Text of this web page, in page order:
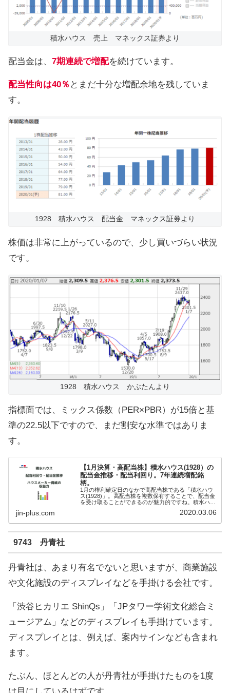
積水ハウス 売上 マネックス証券より
配当金は、 7期連続で増配を続けています。
配当性向は40％ とまだ十分な増配余地を残していま
す。
1928 積水ハウス 配当金 マネックス証券より
株価は非常に上がっているので、少し買いづらい状況
です。
1928 積水ハウス かぶたんより
指標面では、ミックス係数（PER×PBR）が15倍と基
準の22.5以下ですので、まだ割安な水準ではありま
す。
【1月決算・高配当株】積水ハウス(1928）の
配当金推移・配当利回り。7年連続増配銘
柄。
1月の権利確定日のなかで高配当株である「積水ハウ
ス(1928)」。高配当株を複数保有することで、配当金
を受け取ることができるのが魅力的ですね。積水ハウ
なるところです。日本経済新聞「私の履歴書」
jin-plus.com 2020.03.06
9743 丹青社
丹青社は、あまり有名でないと思いますが、商業施設
や文化施設のディスプレイなどを手掛ける会社です。
「渋谷ヒカリエ ShinQs」「JPタワー学術文化総合ミ
ュージアム」などのディスプレイも手掛けています。
ディスプレイとは、例えば、案内サインなども含まれ
ます。
たぶん、ほとんどの人が丹青社が手掛けたものを1度